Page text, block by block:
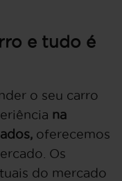
e tudo é
o seu carro
na
oferecemos
Os
do mercado